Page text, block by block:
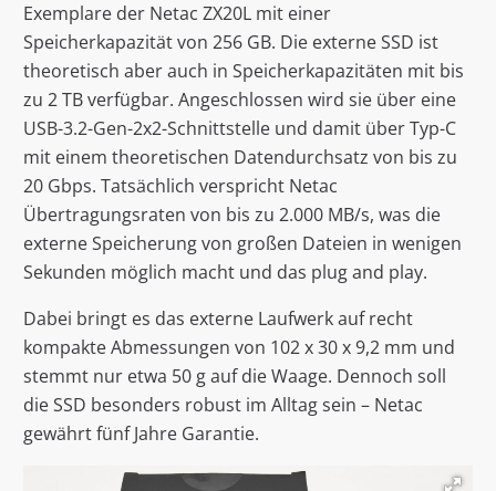
Exemplare der Netac ZX20L mit einer
Speicherkapazität von 256 GB. Die externe SSD ist
theoretisch aber auch in Speicherkapazitäten mit bis
zu 2 TB verfügbar. Angeschlossen wird sie über eine
USB-3.2-Gen-2x2-Schnittstelle und damit über Typ-C
mit einem theoretischen Datendurchsatz von bis zu
20 Gbps. Tatsächlich verspricht Netac
Übertragungsraten von bis zu 2.000 MB/s, was die
externe Speicherung von großen Dateien in wenigen
Sekunden möglich macht und das plug and play.
Dabei bringt es das externe Laufwerk auf recht
kompakte Abmessungen von 102 x 30 x 9,2 mm und
stemmt nur etwa 50 g auf die Waage. Dennoch soll
die SSD besonders robust im Alltag sein – Netac
gewährt fünf Jahre Garantie.